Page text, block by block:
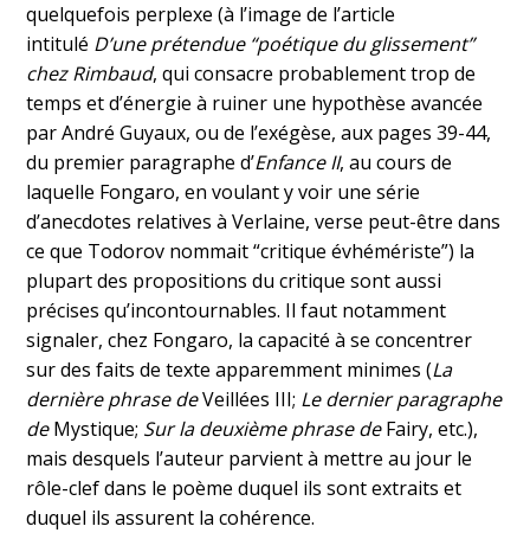
quelquefois perplexe (à l’image de l’article
intitulé D’une prétendue “poétique du glissement”
chez Rimbaud, qui consacre probablement trop de
temps et d’énergie à ruiner une hypothèse avancée
par André Guyaux, ou de l’exégèse, aux pages 39-44,
du premier paragraphe d’Enfance II, au cours de
laquelle Fongaro, en voulant y voir une série
d’anecdotes relatives à Verlaine, verse peut-être dans
ce que Todorov nommait “critique évhémériste”) la
plupart des propositions du critique sont aussi
précises qu’incontournables. Il faut notamment
signaler, chez Fongaro, la capacité à se concentrer
sur des faits de texte apparemment minimes (La
dernière phrase deVeillées III; Le dernier paragraphe
deMystique; Sur la deuxième phrase deFairy, etc.),
mais desquels l’auteur parvient à mettre au jour le
rôle-clef dans le poème duquel ils sont extraits et
duquel ils assurent la cohérence.